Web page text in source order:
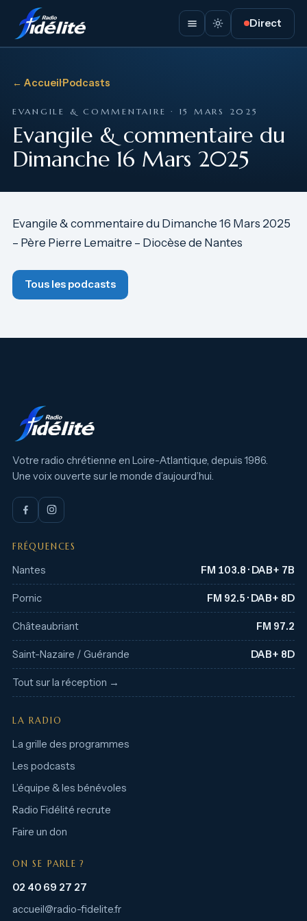
Direct
← Accueil·Podcasts
EVANGILE & COMMENTAIRE · 15 MARS 2025
Evangile & commentaire du
Dimanche 16 Mars 2025
Evangile & commentaire du Dimanche 16 Mars 2025
– Père Pierre Lemaitre – Diocèse de Nantes
Tous les podcasts
Votre radio chrétienne en Loire-Atlantique, depuis 1986.
Une voix ouverte sur le monde d’aujourd’hui.
FRÉQUENCES
Nantes FM 103.8 · DAB+ 7B
Pornic FM 92.5 · DAB+ 8D
Châteaubriant FM 97.2
Saint-Nazaire / Guérande DAB+ 8D
Tout sur la réception →
LA RADIO
La grille des programmes
Les podcasts
L’équipe & les bénévoles
Radio Fidélité recrute
Faire un don
ON SE PARLE ?
02 40 69 27 27
accueil@radio-fidelite.fr